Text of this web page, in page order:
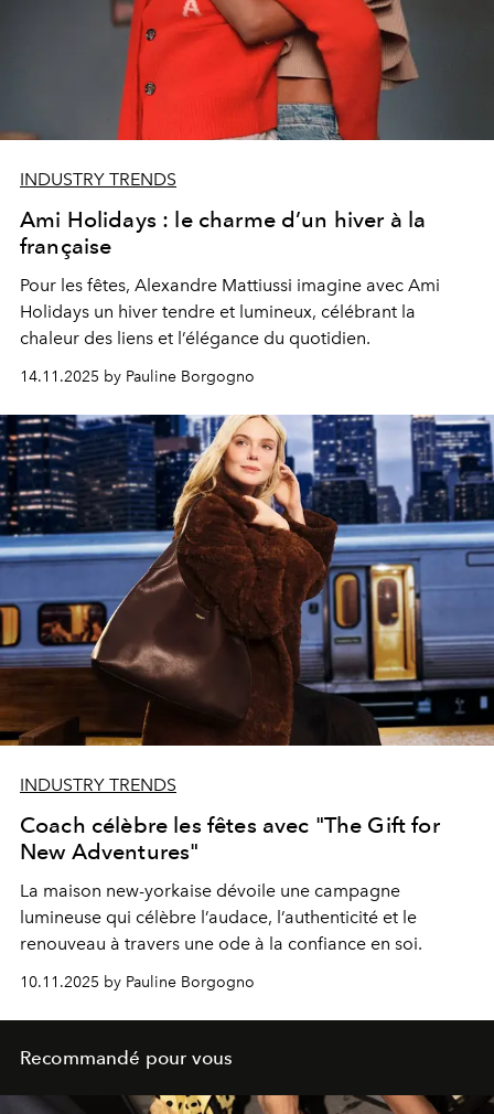
INDUSTRY TRENDS
Ami Holidays : le charme d’un hiver à la
française
Pour les fêtes, Alexandre Mattiussi imagine avec Ami
Holidays un hiver tendre et lumineux, célébrant la
chaleur des liens et l’élégance du quotidien.
14.11.2025 by Pauline Borgogno
INDUSTRY TRENDS
Coach célèbre les fêtes avec "The Gift for
New Adventures"
La maison new-yorkaise dévoile une campagne
lumineuse qui célèbre l’audace, l’authenticité et le
renouveau à travers une ode à la confiance en soi.
10.11.2025 by Pauline Borgogno
Recommandé pour vous